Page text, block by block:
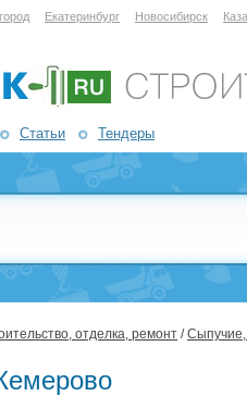
Екатеринбург Новосибирск
Статьи Тендеры
отделка, ремонт /